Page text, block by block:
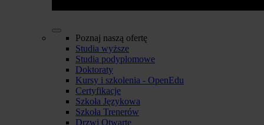
Poznaj naszą ofertę
Studia wyższe
Studia podyplomowe
Doktoraty
Kursy i szkolenia - OpenEdu
Certyfikacje
Szkoła Językowa
Szkoła Trenerów
Drzwi Otwarte